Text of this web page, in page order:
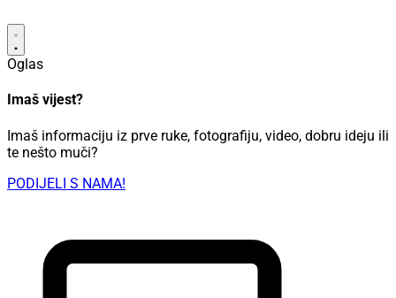
Oglas
Imaš vijest?
Imaš informaciju iz prve ruke, fotografiju, video, dobru ideju ili
te nešto muči?
PODIJELI S NAMA!